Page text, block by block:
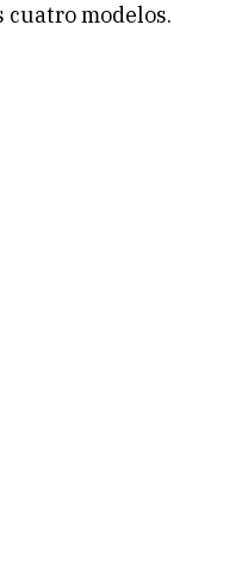
cuatro modelos.